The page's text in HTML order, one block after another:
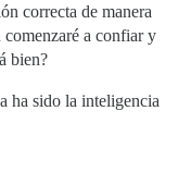
correcta de manera
comenzaré a confiar y
bien?
ha sido la inteligencia